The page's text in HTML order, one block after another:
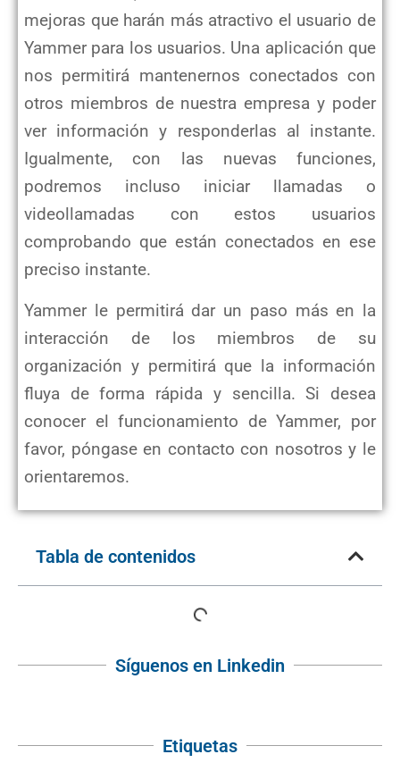
mejoras que harán más atractivo el usuario de
Yammer para los usuarios. Una aplicación que
nos permitirá mantenernos conectados con
otros miembros de nuestra empresa y poder
ver información y responderlas al instante.
Igualmente, con las nuevas funciones,
podremos incluso iniciar llamadas o
videollamadas con estos usuarios
comprobando que están conectados en ese
preciso instante.
Yammer le permitirá dar un paso más en la
interacción de los miembros de su
organización y permitirá que la información
fluya de forma rápida y sencilla. Si desea
conocer el funcionamiento de Yammer, por
favor, póngase en contacto con nosotros y le
orientaremos.
Tabla de contenidos
Síguenos en Linkedin
Etiquetas